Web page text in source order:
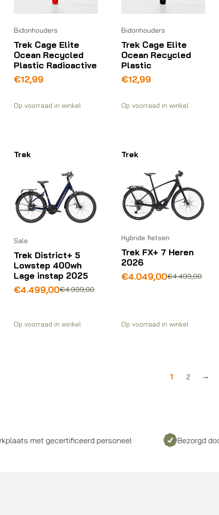
Bidonhouders
Trek Cage Elite
Ocean Recycled
Plastic Radioactive
€12,99
Op voorraad in winkel
Bidonhouders
Trek Cage Elite
Ocean Recycled
Plastic
€12,99
Op voorraad in winkel
Trek
Sale
Trek District+ 5
Lowstep 400wh
Lage instap 2025
€4.999,00
Oorspronkelijke
€4.999,00.
€4.499,00
Huidige
€4.499,00.
Op voorraad in winkel
Trek
Hybride fietsen
Trek FX+ 7 Heren
2026
€4.499,00
Oorspronkelijke
€4.049,00
Huidige
Op voorraad in winkel
1 2 →
gecertificeerd personeel Bezorgd door heel